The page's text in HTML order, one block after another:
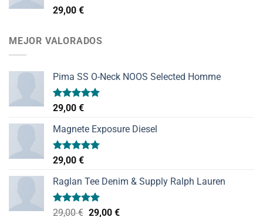
Valorado
con
29,00 €
MEJOR VALORADOS
Pima SS O-Neck NOOS Selected Homme
Valorado
con
de 5
29,00 €
Magnete Exposure Diesel
Valorado
con
de 5
29,00 €
Raglan Tee Denim & Supply Ralph Lauren
Valorado
29,00€ El
29,00 €El